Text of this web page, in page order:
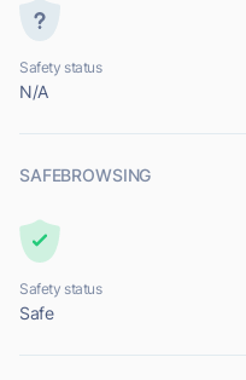
Safety status
N/A
SAFEBROWSING
Safety status
Safe